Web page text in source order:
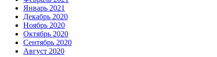
Январь 2021
Декабрь 2020
Ноябрь 2020
Октябрь 2020
Сентябрь 2020
Август 2020